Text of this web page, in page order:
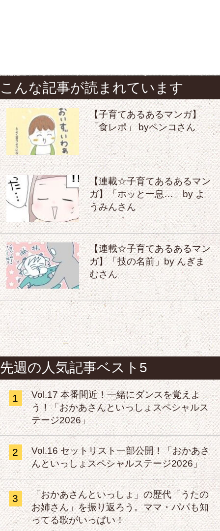
こんな記事が読まれています
【子育てあるあるマンガ】
「食レポ」 byペンコさん
【連載☆子育てあるあるマン
ガ】「ホッと一息…」by よ
うみんさん
【連載☆子育てあるあるマン
ガ】「技の名前」by んぎま
むさん
先週の人気記事ベスト5
1
Vol.17 本番間近！一緒にダンスを覚えよ
う！「おかあさんといっしょスペシャルス
テージ2026」
2
Vol.16 セットリスト一部公開！「おかあさ
んといっしょスペシャルステージ2026」
3
「おかあさんといっしょ」の歴代「うたの
お姉さん」を振り返ろう。ママ・パパも知
ってる歌がいっぱい！